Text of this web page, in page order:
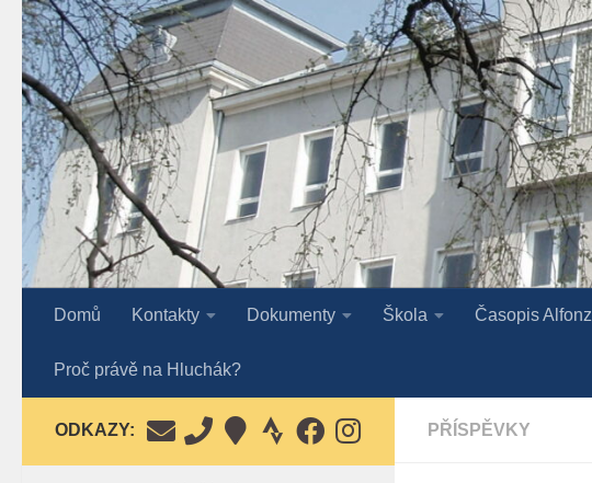
Skip to content
Domů Kontakty Dokumenty Škola Časopis Alfonz
Proč právě na Hluchák?
PŘÍSPĚVKY
ODKAZY: